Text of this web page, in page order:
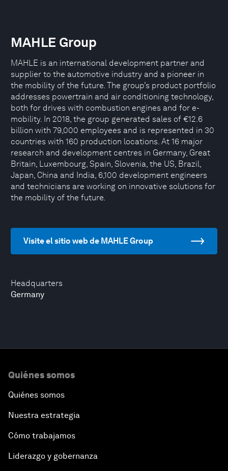
Headquarters
Germany
MAHLE Group
MAHLE is an international development partner and
supplier to the automotive industry and a pioneer in
the mobility of the future. The group’s product portfolio
addresses powertrain and air conditioning technology,
both for drives with combustion engines and for e-
mobility. In 2018, the group generated sales of €12.6
billion with 79,000 employees and is represented in 30
countries with 160 production locations. At 16 major
research and development centres in Germany, Great
Britain, Luxembourg, Spain, Slovenia, the US, Brazil,
Japan, China and India, 6,100 development engineers
and technicians are working on innovative solutions for
the mobility of the future.
Visite el sitio web de MAHLE Group
Quiénes somos
Quiénes somos
Nuestra estrategia
Cómo trabajamos
Liderazgo y gobernanza